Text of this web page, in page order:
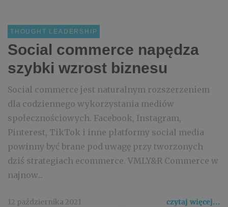
THOUGHT LEADERSHIP
Social commerce napędza
szybki wzrost biznesu
Social commerce jest naturalnym rozszerzeniem
dla codziennego wykorzystania mediów
społecznościowych. Facebook, Instagram,
Pinterest, TikTok i inne platformy social media
powinny być brane pod uwagę przy tworzonych
dziś strategiach ecommerce. VMLY&R Commerce w
najnow...
12 października 2021 czytaj więcej...